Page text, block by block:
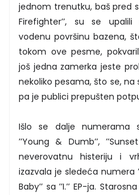
jednom trenutku, baš pred
Firefighter’’, su se
vodenu površinu bazena,
tokom ove pesme,
još jedna zamerka jeste
nekoliko pesama, što se, na
pa je publici prepušten
Išlo se dalje numerama
’’Young & Dumb’’,
neverovatnu histeriju i
izazvala je sledeća numera
Baby’’ sa ’’I.’’ EP-ja.